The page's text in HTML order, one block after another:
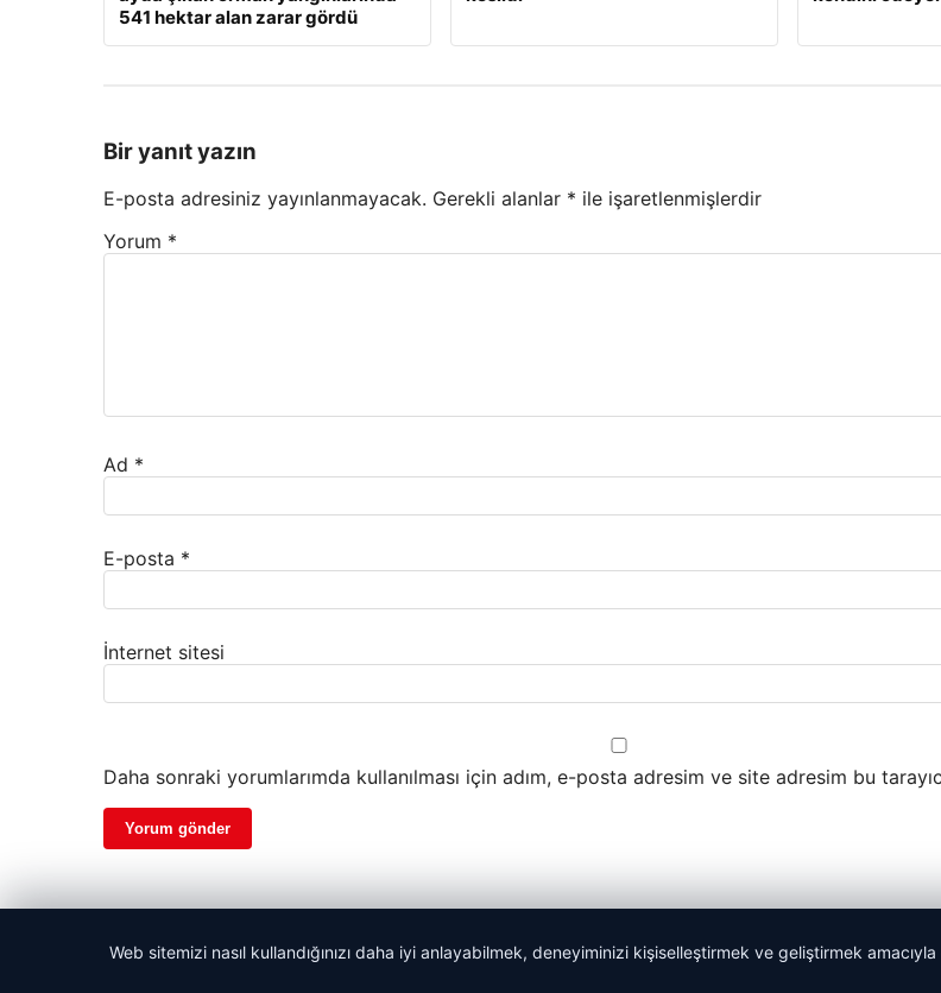
541 hektar alan zarar gördü
Bir yanıt yazın
E-posta adresiniz yayınlanmayacak. Gerekli alanlar * ile işaretlenmişlerdir
Yorum *
Ad *
E-posta *
İnternet sitesi
Daha sonraki yorumlarımda kullanılması için adım, e-posta adresim ve site adresim bu
© 2026 Akbars Haber
Web sitemizi nasıl kullandığınızı daha iyi anlayabilmek, deneyiminizi kişiselleştirmek ve geliştirmek